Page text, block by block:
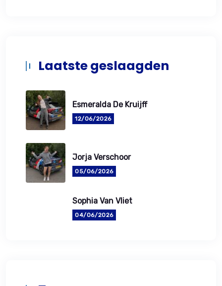
Laatste geslaagden
Esmeralda De Kruijff
12/06/2026
Jorja Verschoor
05/06/2026
Sophia Van Vliet
04/06/2026